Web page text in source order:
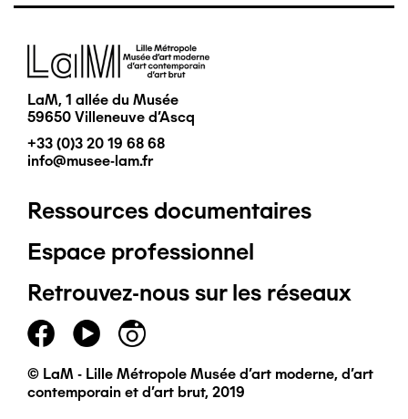
Image
LaM, 1 allée du Musée
59650 Villeneuve d'Ascq
+33 (0)3 20 19 68 68
info@musee-lam.fr
Pied
de
page
principal
Ressources documentaires
Espace professionnel
Retrouvez-nous sur les réseaux
© LaM - Lille Métropole Musée d'art moderne, d'art
contemporain et d'art brut, 2019